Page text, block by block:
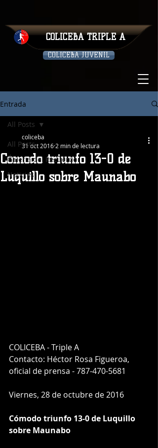
COLICEBA JUVENIL
COLICEBA TRIPLE A
Entrada
All Posts
Galeria del Recuerdo
Noticias
All Posts
Cómodo triunfo 13-0 de
Luquillo sobre Maunabo
coliceba
31 oct 2016 2 min de lectura
COLICEBA - Triple A
Contacto: Héctor Rosa Figueroa,
oficial de prensa - 787-470-5681
Viernes, 28 de octubre de 2016
Cómodo triunfo 13-0 de Luquillo
sobre Maunabo